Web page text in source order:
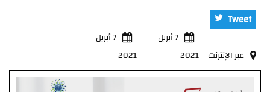
Tweet
عبر الإنترنت
7 أبريل
2021
7 أبريل
2021